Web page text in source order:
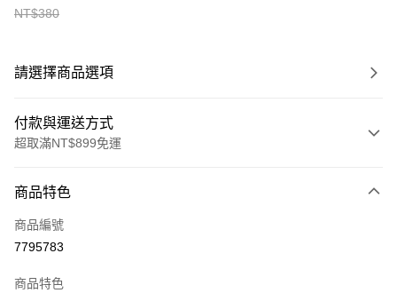
NT$380
請選擇商品選項
付款與運送方式
超取滿NT$899免運
信用卡一次付款
超商取貨付款
商品特色
商品編號
7795783
商品特色